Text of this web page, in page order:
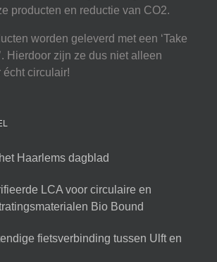
producten en reductie van CO2.
worden geleverd met een ‘Take
Hierdoor zijn ze dus niet alleen
écht circulair!
Haarlems dagblad
LCA voor circulaire en
Bio Bound
fietsverbinding tussen Ulft en